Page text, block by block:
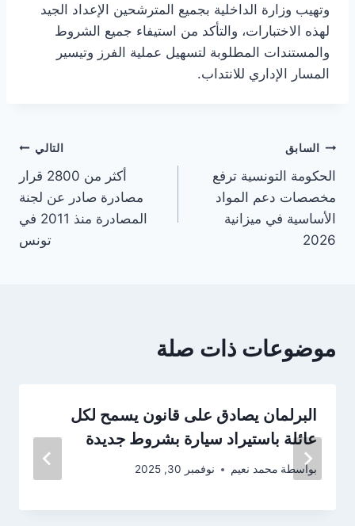
وتهيب وزارة الداخلية بجميع المترشحين الإعداد الجيد
لهذه الاختبارات، والتأكد من استيفاء جميع الشروط
والمستندات المطلوبة لتسهيل عملية الفرز وتيسير
المسار الإداري للانتداب.
تصفّح
المقالات
السابق
الحكومة التونسية ترفع
مخصصات دعم المواد
الأساسية في ميزانية
2026
التالي
أكثر من 2800 قرار
مصادرة صادر عن لجنة
المصادرة منذ 2011 في
تونس
موضوعات ذات صلة
البرلمان يصادق على قانون يسمح لكل
عائلة باستيراد سيارة بشروط جديدة
بواسطة محمد نعيم نوفمبر 30, 2025